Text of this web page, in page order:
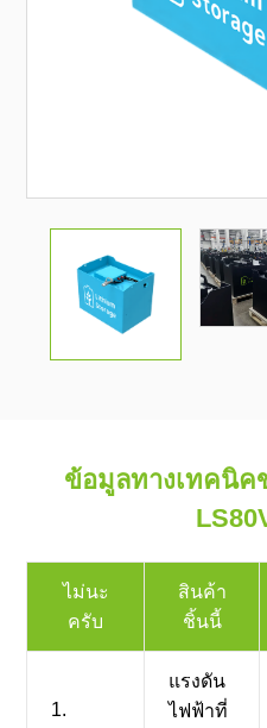
ข้อมูลทางเทคนิค
ไม่นะ
ครับ
สินค้า
ชิ้นนี้
1.
แรงดัน
ไฟฟ้าที่